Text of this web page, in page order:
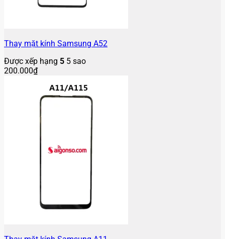
Thay mặt kính Samsung A52
Được xếp hạng 5 5 sao
200.000₫